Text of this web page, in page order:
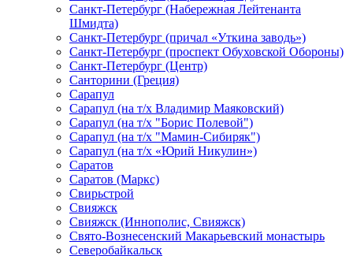
Санкт-Петербург (Набережная Лейтенанта
Шмидта)
Санкт-Петербург (причал «Уткина заводь»)
Санкт-Петербург (проспект Обуховской Обороны)
Санкт-Петербург (Центр)
Санторини (Греция)
Сарапул
Сарапул (на т/х Владимир Маяковский)
Сарапул (на т/х "Борис Полевой")
Сарапул (на т/х "Мамин-Сибиряк")
Сарапул (на т/х «Юрий Никулин»)
Саратов
Саратов (Маркс)
Свирьстрой
Свияжск
Свияжск (Иннополис, Свияжск)
Свято-Вознесенский Макарьевский монастырь
Северобайкальск